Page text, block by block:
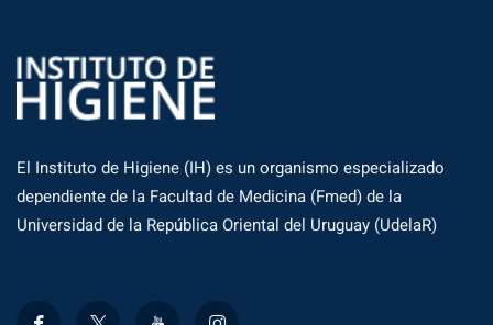
El Instituto de Higiene (IH) es un organismo especializado
dependiente de la Facultad de Medicina (Fmed) de la
Universidad de la República Oriental del Uruguay (UdelaR)